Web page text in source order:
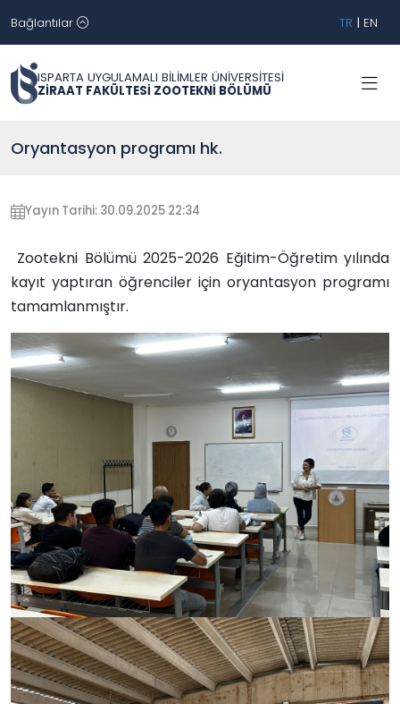
Bağlantılar TR | EN
ISPARTA UYGULAMALI BİLİMLER ÜNİVERSİTESİ
ZİRAAT FAKÜLTESİ ZOOTEKNİ BÖLÜMÜ
Oryantasyon programı hk.
Yayın Tarihi: 30.09.2025 22:34
Zootekni Bölümü 2025-2026 Eğitim-Öğretim yılında
kayıt yaptıran öğrenciler için oryantasyon programı
tamamlanmıştır.